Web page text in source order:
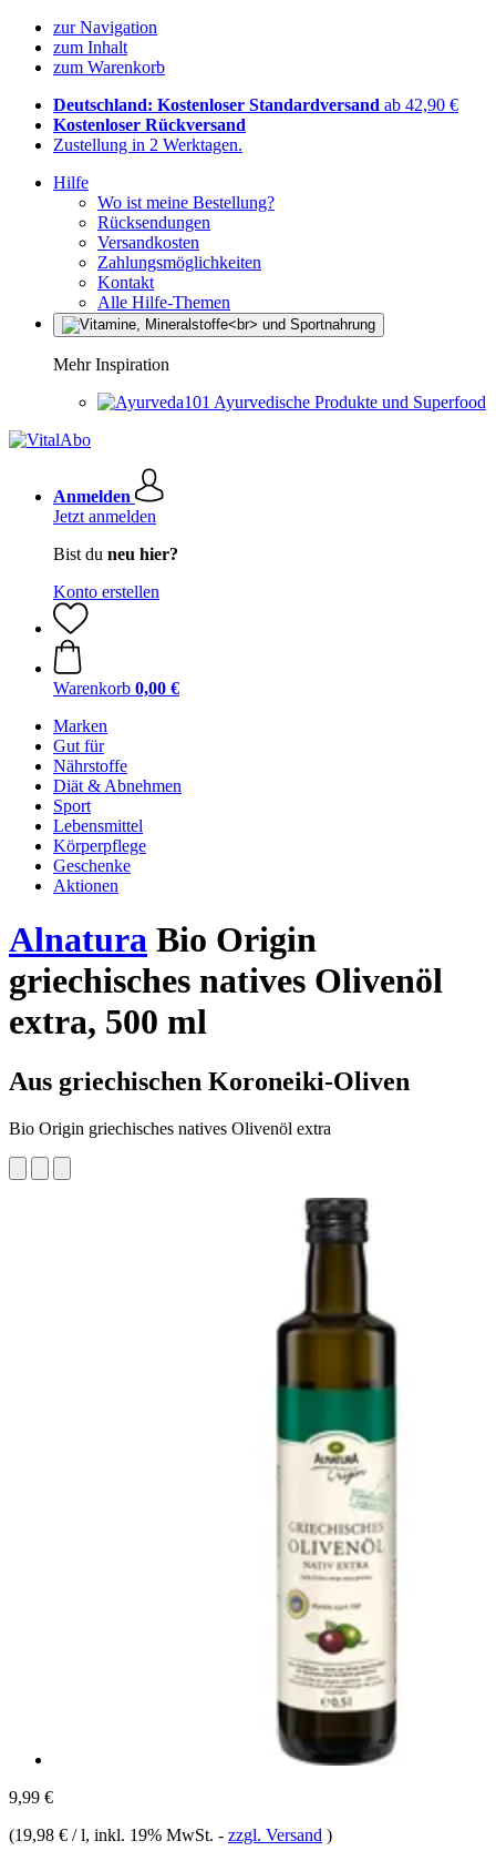
zur Navigation
zum Inhalt
zum Warenkorb
Deutschland: Kostenloser Standardversand ab 42,90 €
Kostenloser Rückversand
Zustellung in 2 Werktagen.
Hilfe
Wo ist meine Bestellung?
Rücksendungen
Versandkosten
Zahlungsmöglichkeiten
Kontakt
Alle Hilfe-Themen
Mehr Inspiration
Ayurvedische Produkte und Superfood
Anmelden
Jetzt anmelden
Bist du neu hier?
Konto erstellen
Warenkorb 0,00 €
Marken
Gut für
Nährstoffe
Diät & Abnehmen
Sport
Lebensmittel
Körperpflege
Geschenke
Aktionen
Alnatura Bio Origin
griechisches natives Olivenöl
extra, 500 ml
Aus griechischen Koroneiki-Oliven
Bio Origin griechisches natives Olivenöl extra
9,99 €
(19,98 € / l, inkl. 19% MwSt. - zzgl. Versand )